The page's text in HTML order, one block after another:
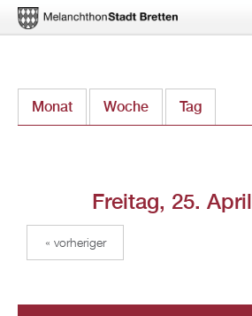
zum
Monat Woche Tag
Freitag, 25.
« vorheriger